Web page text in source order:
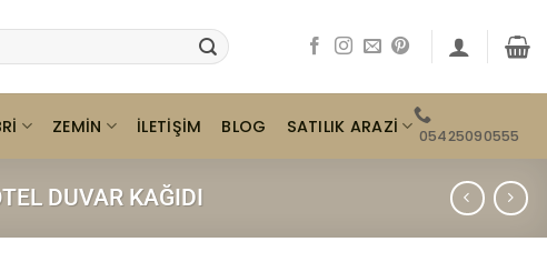
ZEMIN İLETIŞIM BLOG SATILIK ARAZI 05425090555
DUVAR KAĞIDI